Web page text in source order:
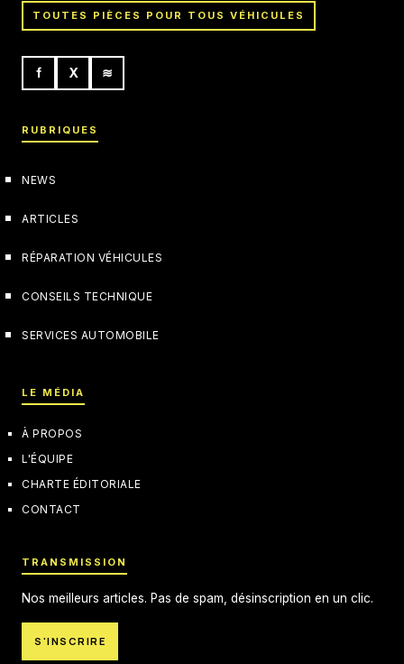
TOUTES PIÈCES POUR TOUS VÉHICULES
f X ≋
RUBRIQUES
NEWS
ARTICLES
RÉPARATION VÉHICULES
CONSEILS TECHNIQUE
SERVICES AUTOMOBILE
LE MÉDIA
À PROPOS
L'ÉQUIPE
CHARTE ÉDITORIALE
CONTACT
TRANSMISSION
Nos meilleurs articles. Pas de spam, désinscription en un clic.
S'INSCRIRE